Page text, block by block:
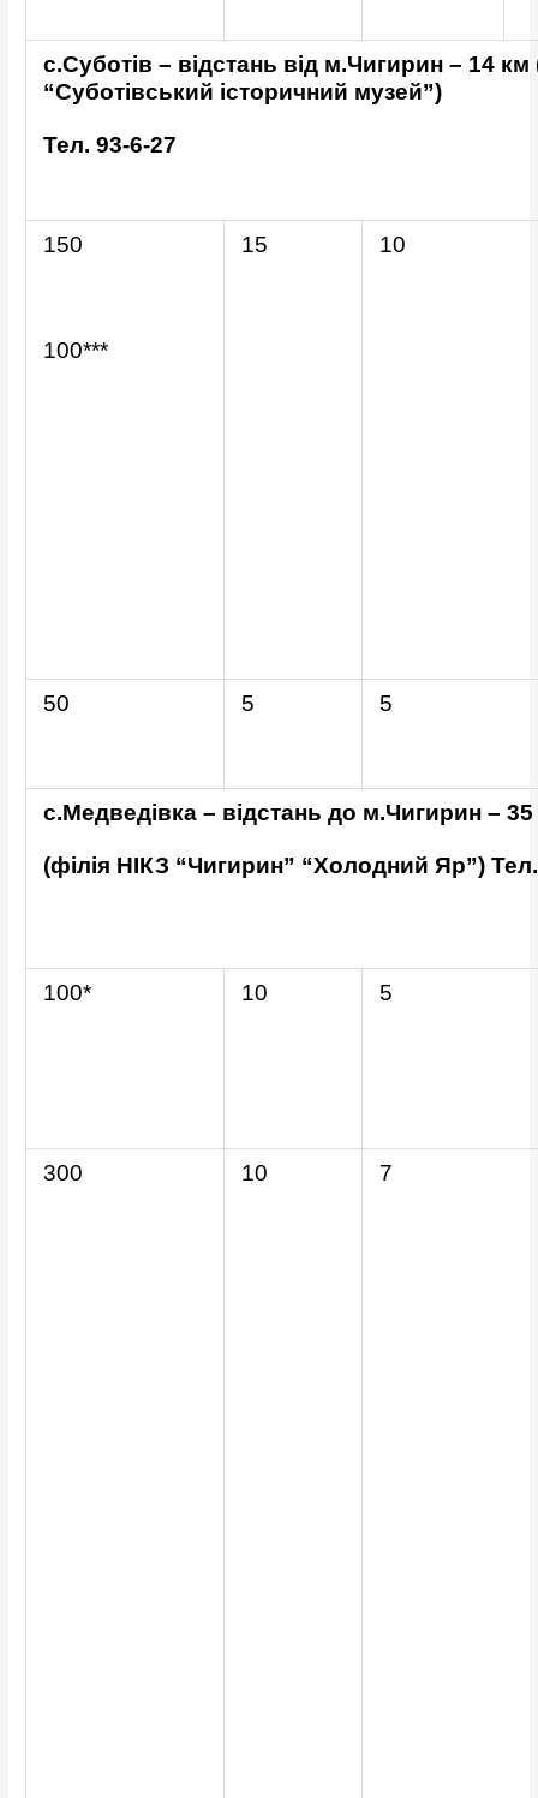
с.Суботів – відстань від м.Чигирин – 14 км
“Суботівський історичний музей”)
Тел. 93-6-27
150
100***
15 10
50 5 5
с.Медведівка – відстань до м.Чигирин –
(філія НІКЗ “Чигирин” “Холодний Яр”)
100* 10 5
300 10 7